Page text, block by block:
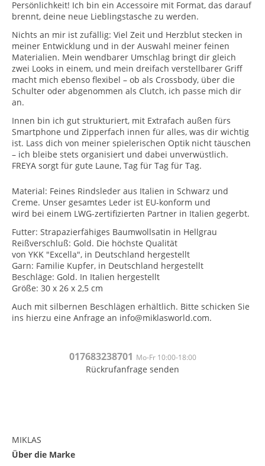
Persönlichkeit! Ich bin ein Accessoire mit Format, das darauf
brennt, deine neue Lieblingstasche zu werden.
Nichts an mir ist zufällig: Viel Zeit und Herzblut stecken in
meiner Entwicklung und in der Auswahl meiner feinen
Materialien. Mein wendbarer Umschlag bringt dir gleich
zwei Looks in einem, und mein dreifach verstellbarer Griff
macht mich ebenso flexibel – ob als Crossbody, über die
Schulter oder abgenommen als Clutch, ich passe mich dir
an.
Innen bin ich gut strukturiert, mit Extrafach außen fürs
Smartphone und Zipperfach innen für alles, was dir wichtig
ist. Lass dich von meiner spielerischen Optik nicht täuschen
– ich bleibe stets organisiert und dabei unverwüstlich.
FREYA sorgt für gute Laune, Tag für Tag für Tag.
Material: Feines Rindsleder aus Italien in Schwarz und
Creme. Unser gesamtes Leder ist EU-konform und
wird bei einem LWG-zertifizierten Partner in Italien gegerbt.
Futter: Strapazierfähiges Baumwollsatin in Hellgrau
Reißverschluß: Gold. Die höchste Qualität
von YKK "Excella", in Deutschland hergestellt
Garn: Familie Kupfer, in Deutschland hergestellt
Beschläge: Gold. In Italien hergestellt
Größe: 30 x 26 x 2,5 cm
Auch mit silbernen Beschlägen erhältlich. Bitte schicken Sie
ins hierzu eine Anfrage an info@miklasworld.com.
017683238701 Mo-Fr 10:00-18:00
Rückrufanfrage senden
MIKLAS
Über die Marke